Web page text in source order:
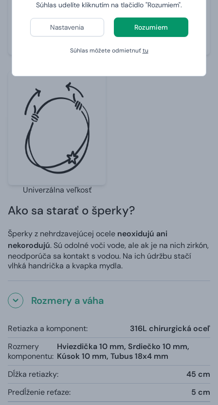
Súhlas udelíte kliknutím na tlačidlo "Rozumiem".
Nastavenia Rozumiem
Súhlas môžete odmietnuťtu
Univerzálna veľkosť
Ako sa starať o šperky?
Šperky z nehrdzavejúcej ocele neoxidujú ani
nekorodujú. Sú odolné voči vode, ale ak je na nich zirkón,
neodporúča sa kontakt s vodou. Na ich údržbu stačí
vlhká handrička a kvapka mydla.
Rozmery a váha
Retiazka a komponent:
316L chirurgická oceľ
Rozmery
komponentu:
Hviezdička 10 mm, Srdiečko 10 mm,
Kúsok 10 mm, Tubus 18x4 mm
Dĺžka retiazky:
45 cm
Predĺženie reťaze:
5 cm